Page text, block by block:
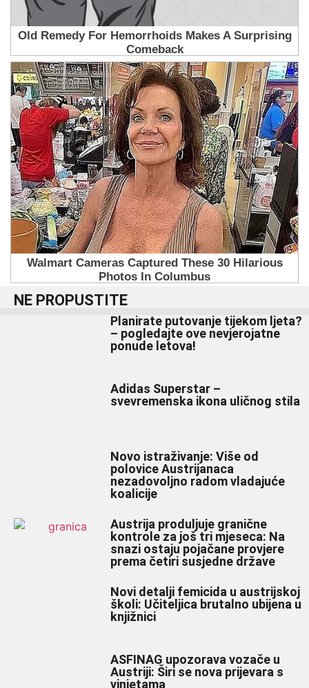
NE PROPUSTITE
Planirate putovanje tijekom ljeta?
– pogledajte ove nevjerojatne
ponude letova!
Adidas Superstar –
svevremenska ikona uličnog stila
Novo istraživanje: Više od
polovice Austrijanaca
nezadovoljno radom vladajuće
koalicije
Austrija produljuje granične
kontrole za još tri mjeseca: Na
snazi ostaju pojačane provjere
prema četiri susjedne države
Novi detalji femicida u austrijskoj
školi: Učiteljica brutalno ubijena u
knjižnici
ASFINAG upozorava vozače u
Austriji: Širi se nova prijevara s
vinjetama